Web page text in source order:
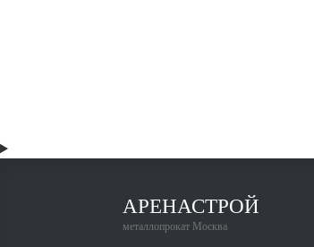
АРЕНАСТРОЙ
металлопрокат Москва